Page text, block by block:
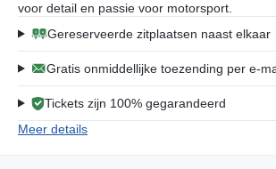
voor detail en passie voor motorsport.
Gereserveerde zitplaatsen naast elkaar
Gratis onmiddellijke toezending per e-
Tickets zijn 100% gegarandeerd
Meer details